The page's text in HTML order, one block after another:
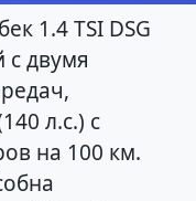
1.4 TSI DSG
с двумя
л.с.) с
на 100 км.